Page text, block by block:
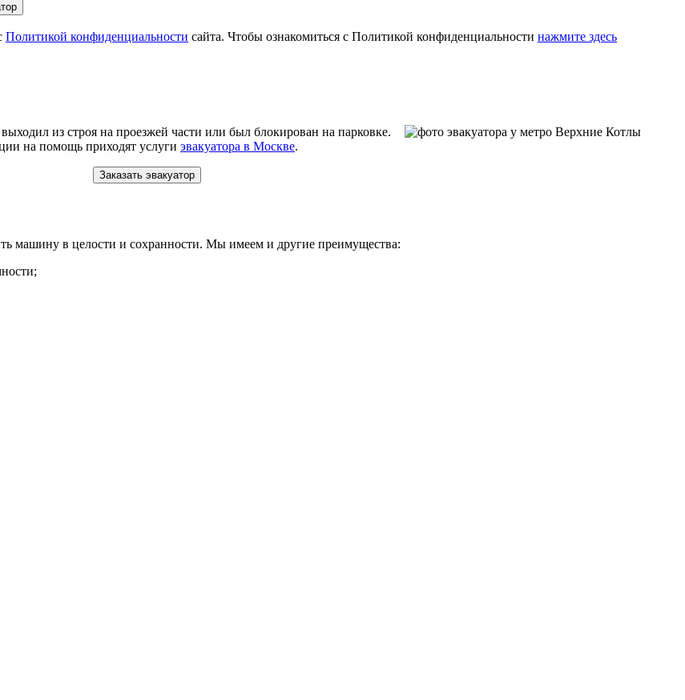
Политикой конфиденциальности сайта. Чтобы ознакомиться с Политикой конфиденциальности нажмите здесь
из строя на проезжей части или был блокирован на парковке.
на помощь приходят услуги эвакуатора в Москве.
Заказать эвакуатор
машину в целости и сохранности. Мы имеем и другие преимущества: